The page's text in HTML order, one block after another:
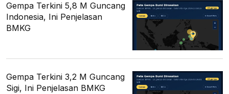
Gempa Terkini 5,8 M Guncang
Indonesia, Ini Penjelasan
BMKG
Gempa Terkini 3,2 M Guncang
Sigi, Ini Penjelasan BMKG